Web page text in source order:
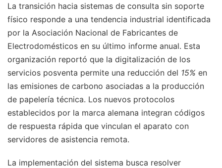
La transición hacia sistemas de consulta sin soporte
físico responde a una tendencia industrial identificada
por la Asociación Nacional de Fabricantes de
Electrodomésticos en su último informe anual. Esta
organización reportó que la digitalización de los
servicios posventa permite una reducción del 15% en
las emisiones de carbono asociadas a la producción
de papelería técnica. Los nuevos protocolos
establecidos por la marca alemana integran códigos
de respuesta rápida que vinculan el aparato con
servidores de asistencia remota.
La implementación del sistema busca resolver